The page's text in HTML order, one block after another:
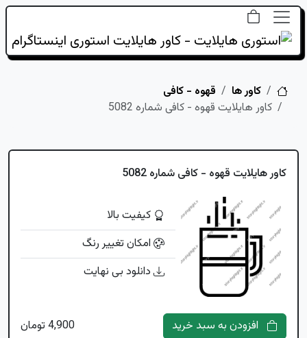
خانهکاور ها
قهوه - کافی
کاور هایلایت قهوه - کافی شماره 5082
کاور هایلایت قهوه - کافی شماره 5082
کیفیت بالا
امکان تغییر رنگ
دانلود بی نهایت
4,900 تومان